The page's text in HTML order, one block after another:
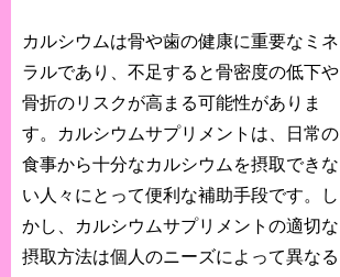
カルシウムは骨や歯の健康に重要なミネ
ラルであり、不足すると骨密度の低下や
骨折のリスクが高まる可能性がありま
す。カルシウムサプリメントは、日常の
食事から十分なカルシウムを摂取できな
い人々にとって便利な補助手段です。し
かし、カルシウムサプリメントの適切な
摂取方法は個人のニーズによって異なる